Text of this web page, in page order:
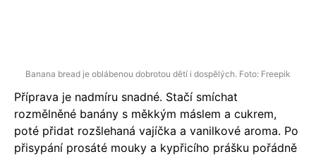
Banana bread je oblábenou dobrotou dětí i dospělých. Foto: Freepik
Příprava je nadmíru snadné. Stačí smíchat
rozmělněné banány s měkkým máslem a cukrem,
poté přidat rozšlehaná vajíčka a vanilkové aroma. Po
přisypání prosáté mouky a kypřicího prášku pořádně